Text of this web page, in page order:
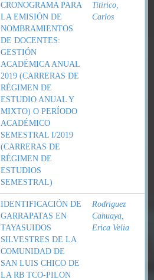
CRONOGRAMA PARA
LA EMISIÓN DE
NOMBRAMIENTOS
DE DOCENTES:
GESTIÓN
ACADÉMICA ANUAL
2019 (CARRERAS DE
RÉGIMEN DE
ESTUDIO ANUAL Y
MIXTO) O PERÍODO
ACADÉMICO
SEMESTRAL I/2019
(CARRERAS DE
RÉGIMEN DE
ESTUDIOS
SEMESTRAL)
Titirico,
Carlos
IDENTIFICACIÓN DE
GARRAPATAS EN
TAYASUIDOS
SILVESTRES DE LA
COMUNIDAD DE
SAN LUIS CHICO DE
LA RB TCO-PILON
Rodriguez
Cahuaya,
Erica Velia